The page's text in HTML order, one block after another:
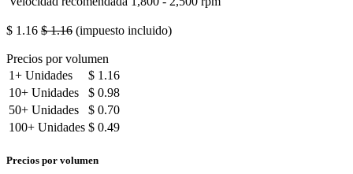
$ 1.16 $1.16 (impuesto incluido)
Precios por volumen
1+ Unidades $ 1.16
10+ Unidades $ 0.98
50+ Unidades $ 0.70
100+ Unidades $ 0.49
Precios por volumen